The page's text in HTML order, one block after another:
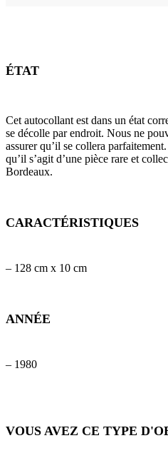
ÉTAT
Cet autocollant est dans un état
se décolle par endroit. Nous ne
assurer qu’il se collera
qu’il s’agit d’une pièce rare et
Bordeaux.
CARACTÉRISTIQUES
– 128 cm x 10 cm
ANNÉE
– 1980
VOUS AVEZ CE TYPE